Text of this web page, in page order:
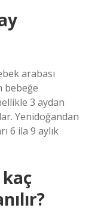
arabası
bebeğe
3 aydan
Yenidoğandan
6 ila 9 aylık